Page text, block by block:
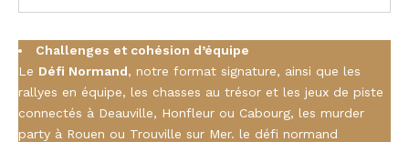
Challenges et cohésion d’équipe
Le Défi Normand, notre format signature, ainsi que les
rallyes en équipe, les chasses au trésor et les jeux de piste
connectés à Deauville, Honfleur ou Cabourg, les murder
party à Rouen ou Trouville sur Mer. le défi normand